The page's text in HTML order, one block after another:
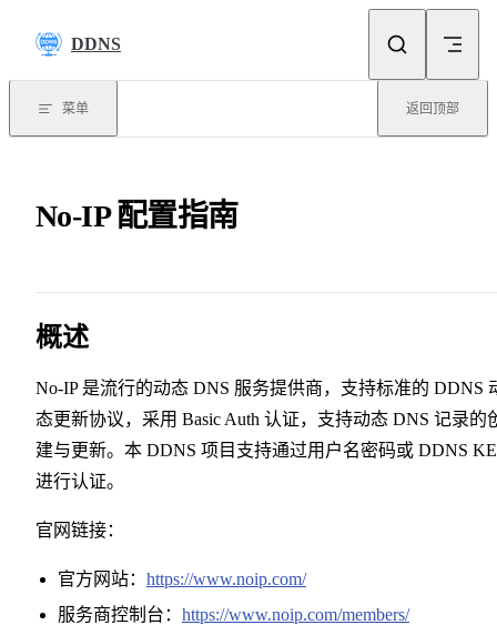
DDNS
菜单 返回顶部
No-IP 配置指南
概述
No-IP 是流行的动态 DNS 服务提供商，支持标准的 DDNS
态更新协议，采用 Basic Auth 认证，支持动态 DNS 记录的
建与更新。本 DDNS 项目支持通过用户名密码或 DDNS
进行认证。
官网链接：
官方网站： https://www.noip.com/
服务商控制台： https://www.noip.com/members/